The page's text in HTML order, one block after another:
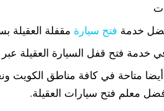
خدمة فتح سيارة مقفلة العقيلة
خدمة فتح قفل السيارة العقيلة
معلم فتح سيارات العقيلة.